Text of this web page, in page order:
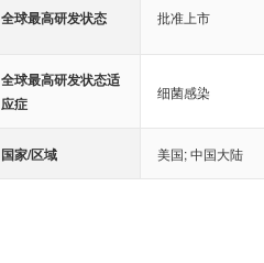
全球最高研发状态 批准上市
全球最高研发状态适
应症
细菌感染
国家/区域 美国;中国大陆